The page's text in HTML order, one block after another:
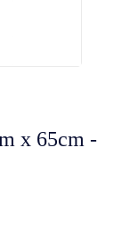
x 65cm -